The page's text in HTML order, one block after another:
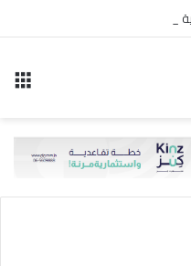
مشتركة